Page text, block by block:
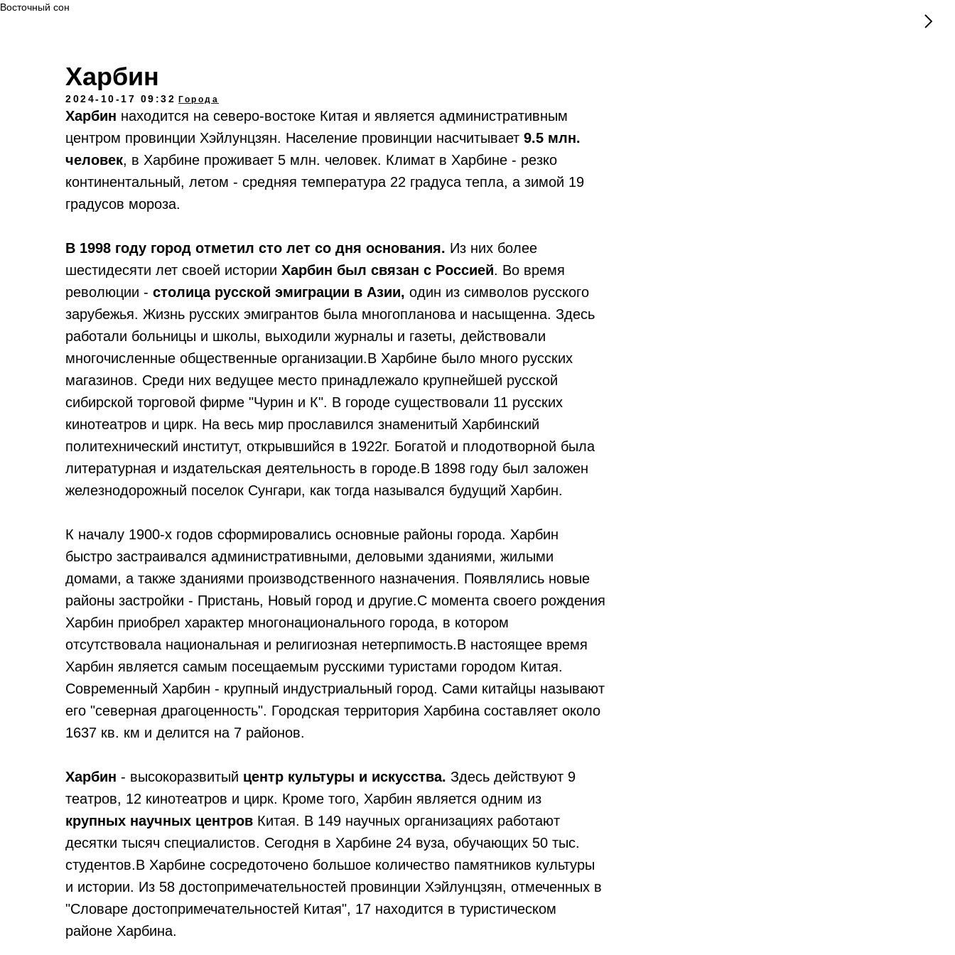
Восточный сон
Харбин
2024-10-17 09:32 Города
Харбин находится на северо-востоке Китая и является административным
центром провинции Хэйлунцзян. Население провинции насчитывает 9.5 млн.
человек, в Харбине проживает 5 млн. человек. Климат в Харбине - резко
континентальный, летом - средняя температура 22 градуса тепла, а зимой 19
градусов мороза.
В 1998 году город отметил сто лет со дня основания. Из них более
шестидесяти лет своей истории Харбин был связан с Россией. Во время
революции - столица русской эмиграции в Азии, один из символов русского
зарубежья. Жизнь русских эмигрантов была многопланова и насыщенна. Здесь
работали больницы и школы, выходили журналы и газеты, действовали
многочисленные общественные организации.В Харбине было много русских
магазинов. Среди них ведущее место принадлежало крупнейшей русской
сибирской торговой фирме "Чурин и К". В городе существовали 11 русских
кинотеатров и цирк. На весь мир прославился знаменитый Харбинский
политехнический институт, открывшийся в 1922г. Богатой и плодотворной была
литературная и издательская деятельность в городе.В 1898 году был заложен
железнодорожный поселок Сунгари, как тогда назывался будущий Харбин.
К началу 1900-х годов сформировались основные районы города. Харбин
быстро застраивался административными, деловыми зданиями, жилыми
домами, а также зданиями производственного назначения. Появлялись новые
районы застройки - Пристань, Новый город и другие.С момента своего рождения
Харбин приобрел характер многонационального города, в котором
отсутствовала национальная и религиозная нетерпимость.В настоящее время
Харбин является самым посещаемым русскими туристами городом Китая.
Современный Харбин - крупный индустриальный город. Сами китайцы называют
его "северная драгоценность". Городская территория Харбина составляет около
1637 кв. км и делится на 7 районов.
Харбин - высокоразвитый центр культуры и искусства. Здесь действуют 9
театров, 12 кинотеатров и цирк. Кроме того, Харбин является одним из
крупных научных центров Китая. В 149 научных организациях работают
десятки тысяч специалистов. Сегодня в Харбине 24 вуза, обучающих 50 тыс.
студентов.В Харбине сосредоточено большое количество памятников культуры
и истории. Из 58 достопримечательностей провинции Хэйлунцзян, отмеченных в
"Словаре достопримечательностей Китая", 17 находится в туристическом
районе Харбина.